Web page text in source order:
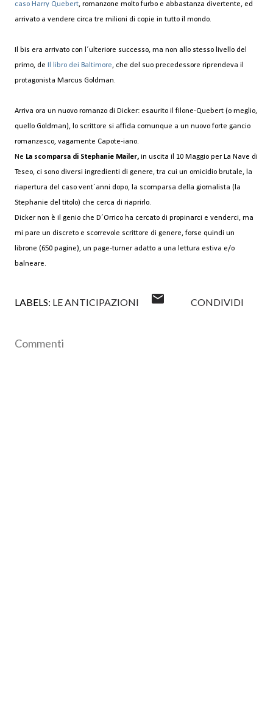
caso Harry Quebert, romanzone molto furbo e abbastanza divertente, ed
arrivato a vendere circa tre milioni di copie in tutto il mondo.
Il bis era arrivato con l´ulteriore successo, ma non allo stesso livello del
primo, de Il libro dei Baltimore, che del suo precedessore riprendeva il
protagonista Marcus Goldman.
Arriva ora un nuovo romanzo di Dicker: esaurito il filone-Quebert (o meglio,
quello Goldman), lo scrittore si affida comunque a un nuovo forte gancio
romanzesco, vagamente Capote-iano.
Ne La scomparsa di Stephanie Mailer, in uscita il 10 Maggio per La Nave di
Teseo, ci sono diversi ingredienti di genere, tra cui un omicidio brutale, la
riapertura del caso vent´anni dopo, la scomparsa della giornalista (la
Stephanie del titolo) che cerca di riaprirlo.
Dicker non è il genio che D´Orrico ha cercato di propinarci e venderci, ma
mi pare un discreto e scorrevole scrittore di genere, forse quindi un
librone (650 pagine), un page-turner adatto a una lettura estiva e/o
balneare.
LABELS: LE ANTICIPAZIONI CONDIVIDI
Commenti